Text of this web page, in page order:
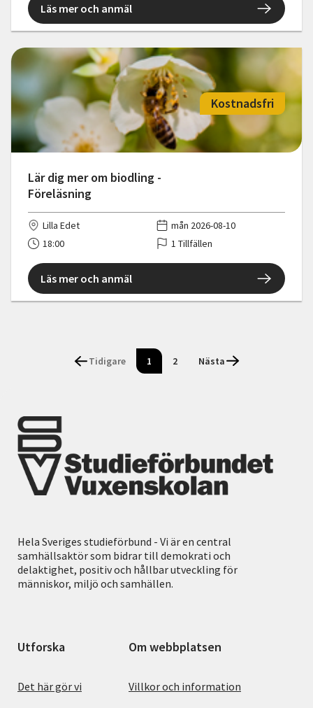
Läs mer och anmäl
Lär dig mer om biodling -
Föreläsning
Kostnadsfri
Lilla Edet
mån 2026-08-10
18:00
1 Tillfällen
Läs mer och anmäl
Tidigare 1 2 Nästa
Hela Sveriges studieförbund - Vi är en central
samhällsaktör som bidrar till demokrati och
delaktighet, positiv och hållbar utveckling för
människor, miljö och samhällen.
Utforska
Det här gör vi
Om webbplatsen
Villkor och information